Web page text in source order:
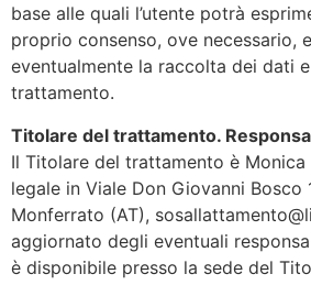
base alle quali l’utente potrà
proprio consenso, ove necessario,
eventualmente la raccolta dei dati
trattamento.
Titolare del trattamento.
Il Titolare del trattamento è Monica
legale in Viale Don Giovanni Bosco
Monferrato (AT),
aggiornato degli eventuali
è disponibile presso la sede del